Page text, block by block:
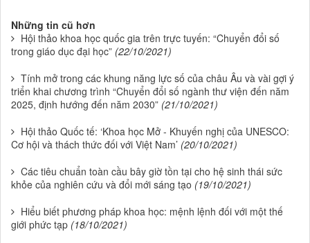
Những tin cũ hơn
Hội thảo khoa học quốc gia trên trực tuyến: “Chuyển đổi số
trong giáo dục đại học” (22/10/2021)
Tính mở trong các khung năng lực số của châu Âu và vài gợi ý
triển khai chương trình “Chuyển đổi số ngành thư viện đến năm
2025, định hướng đến năm 2030” (21/10/2021)
Hội thảo Quốc tế: ‘Khoa học Mở - Khuyến nghị của UNESCO:
Cơ hội và thách thức đối với Việt Nam’ (20/10/2021)
Các tiêu chuẩn toàn cầu bây giờ tồn tại cho hệ sinh thái sức
khỏe của nghiên cứu và đổi mới sáng tạo (19/10/2021)
Hiểu biết phương pháp khoa học: mệnh lệnh đối với một thế
giới phức tạp (18/10/2021)